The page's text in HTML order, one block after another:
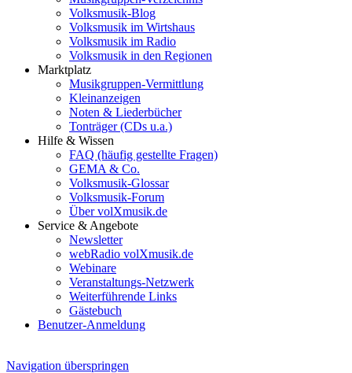
Volksmusik-Blog
Volksmusik im Wirtshaus
Volksmusik im Radio
Volksmusik in den Regionen
Marktplatz
Musikgruppen-Vermittlung
Kleinanzeigen
Noten & Liederbücher
Tonträger (CDs u.a.)
Hilfe & Wissen
FAQ (häufig gestellte Fragen)
GEMA & Co.
Volksmusik-Glossar
Volksmusik-Forum
Über volXmusik.de
Service & Angebote
Newsletter
webRadio volXmusik.de
Webinare
Veranstaltungs-Netzwerk
Weiterführende Links
Gästebuch
Benutzer-Anmeldung
Navigation überspringen